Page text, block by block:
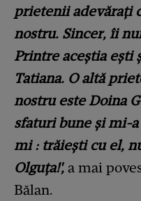
prietenii adevărați
nostru. Sincer, îi
Printre aceștia ești
Tatiana. O altă
nostru este Doina
sfaturi bune și mi-
mi : trăiești cu el,
Olguța!', a mai
Bălan.